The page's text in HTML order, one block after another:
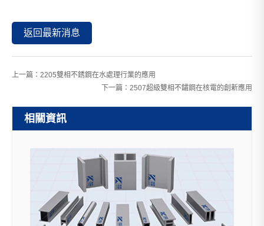
返回最新消息
上一篇： 2205雙相不銹鋼在水處理行業的應用
下一篇： 2507超級雙相不鏽鋼在核電的創新應用
相關資訊